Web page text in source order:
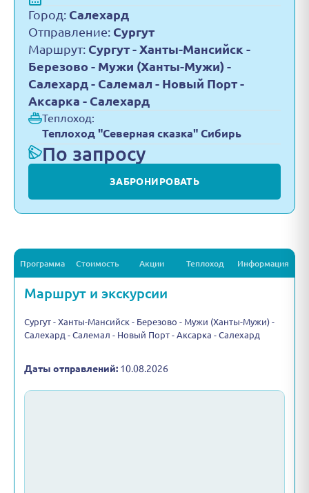
Город: Салехард
Отправление: Сургут
Маршрут: Сургут - Ханты-Мансийск -
Березово - Мужи (Ханты-Мужи) -
Салехард - Салемал - Новый Порт -
Аксарка - Салехард
Теплоход:
Теплоход "Северная сказка" Сибирь
По запросу
ЗАБРОНИРОВАТЬ
Программа Стоимость Акции Теплоход Информация
Маршрут и экскурсии
Сургут - Ханты-Мансийск - Березово - Мужи (Ханты-Мужи) -
Салехард - Салемал - Новый Порт - Аксарка - Салехард
Даты отправлений: 10.08.2026